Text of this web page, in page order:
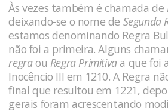
Às vezes também é chamada de
deixando-se o nome de Segunda
estamos denominando Regra
não foi a primeira. Alguns
regraou Regra Primitivaa que foi
Inocêncio III em 1210. A Regra
final que resultou em 1221,
gerais foram acrescentando